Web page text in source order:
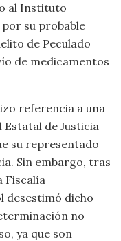
al Instituto
por su probable
de Peculado
de medicamentos
referencia a una
de Justicia
su representado
Sin embargo, tras
Fiscalía
desestimó dicho
no
ya que son